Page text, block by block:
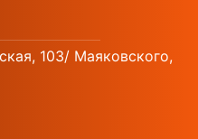
103/ Маяковского,